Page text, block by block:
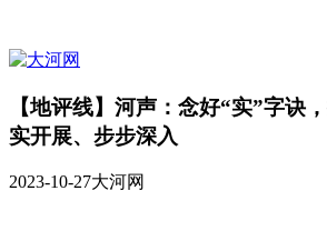
【地评线】河声：念好“实”字诀
实开展、步步深入
2023-10-27大河网